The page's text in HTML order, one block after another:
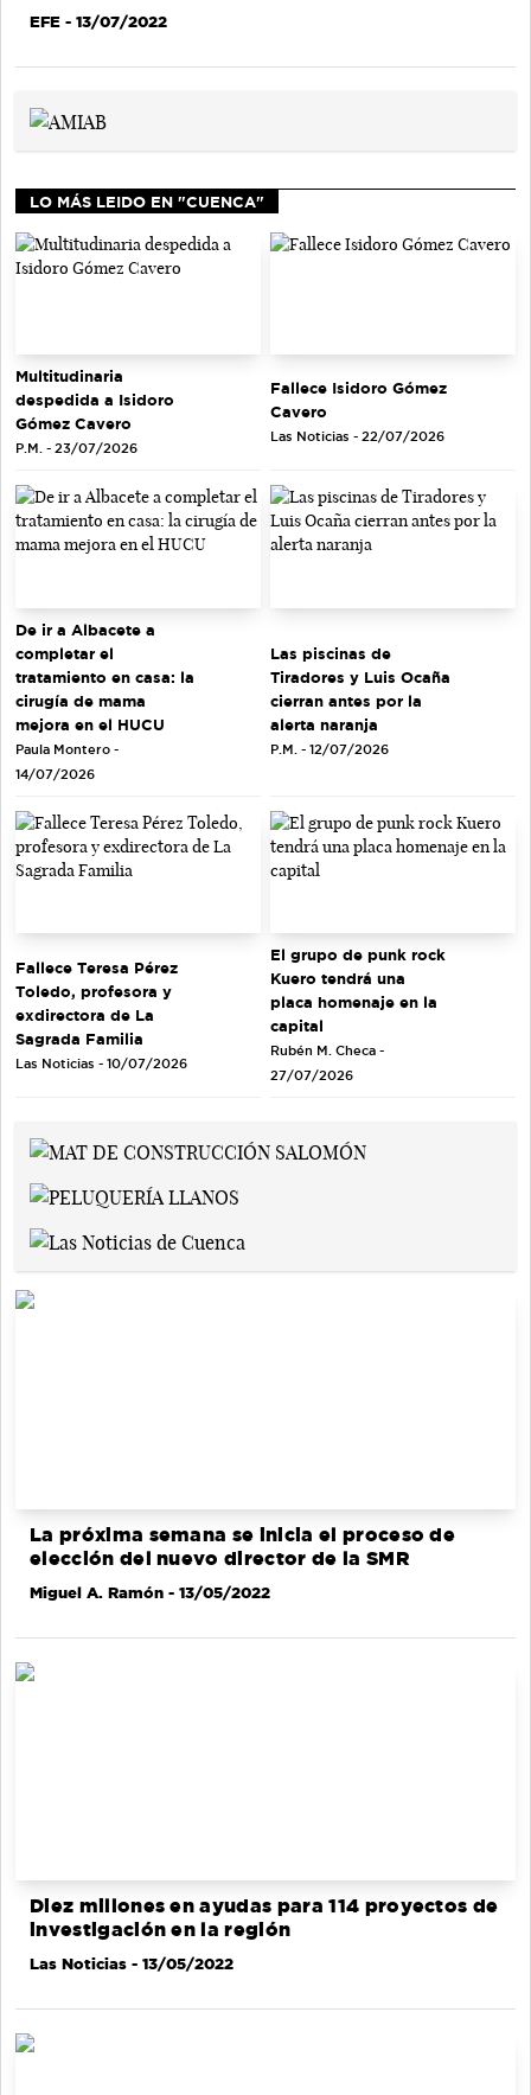
EFE - 13/07/2022
LO MÁS LEIDO EN "CUENCA"
Multitudinaria
despedida a Isidoro
Gómez Cavero
P.M. - 23/07/2026
Fallece Isidoro Gómez
Cavero
Las Noticias - 22/07/2026
De ir a Albacete a
completar el
tratamiento en casa: la
cirugía de mama
mejora en el HUCU
Paula Montero -
14/07/2026
Las piscinas de
Tiradores y Luis Ocaña
cierran antes por la
alerta naranja
P.M. - 12/07/2026
Fallece Teresa Pérez
Toledo, profesora y
exdirectora de La
Sagrada Familia
Las Noticias - 10/07/2026
El grupo de punk rock
Kuero tendrá una
placa homenaje en la
capital
Rubén M. Checa -
27/07/2026
La próxima semana se inicia el proceso de
elección del nuevo director de la SMR
Miguel A. Ramón - 13/05/2022
Diez millones en ayudas para 114 proyectos de
investigación en la región
Las Noticias - 13/05/2022